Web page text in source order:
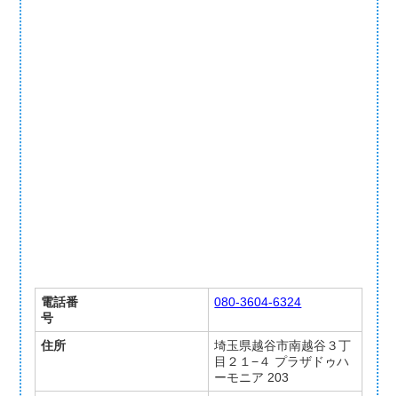
電話番
号
080-3604-6324
住所
埼玉県越谷市南越谷３丁
目２１−４ プラザドゥハ
ーモニア 203